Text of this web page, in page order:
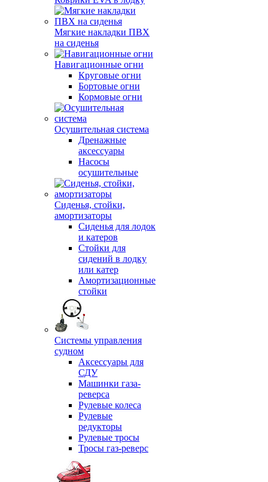
Мягкие накладки ПВХ
на сиденья
Навигационные огни
Круговые огни
Бортовые огни
Кормовые огни
Осушительная система
Дренажные
аксессуары
Насосы
осушительные
Сиденья, стойки,
амортизаторы
Сиденья для лодок
и катеров
Стойки для
сидений в лодку
или катер
Амортизационные
стойки
Системы управления
судном
Аксессуары для
СДУ
Машинки газа-
реверса
Рулевые колеса
Рулевые
редукторы
Рулевые тросы
Тросы газ-реверс